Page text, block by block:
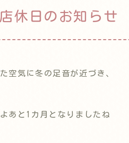
休日のお知らせ
空気に冬の足音が近づき、
あと1カ月となりましたね